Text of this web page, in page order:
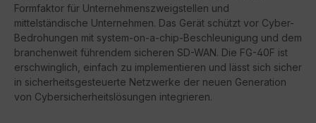
Formfaktor für Unternehmenszweigstellen und
mittelständische Unternehmen. Das Gerät schützt vor Cyber-
Bedrohungen mit system-on-a-chip-Beschleunigung und dem
branchenweit führendem sicheren SD-WAN. Die FG-40F ist
erschwinglich, einfach zu implementieren und lässt sich sicher
in sicherheitsgesteuerte Netzwerke der neuen Generation
von Cybersicherheitslösungen integrieren.